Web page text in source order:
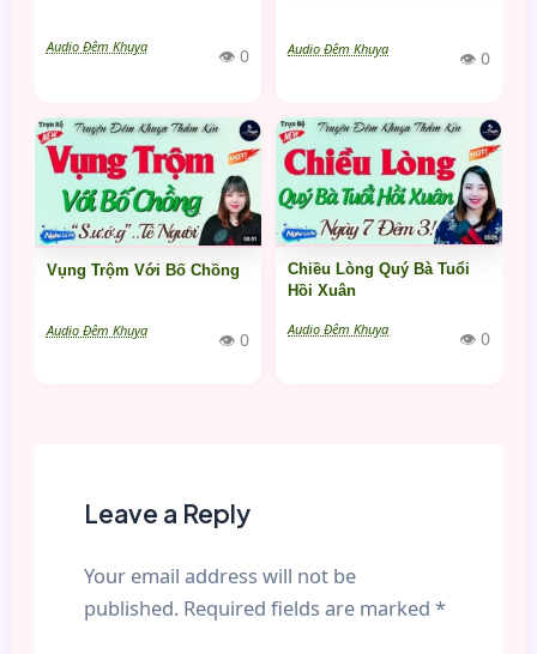
Audio Đêm Khuya 👁 0 Audio Đêm Khuya 👁 0
Vụng Trộm Với Bố Chồng
Audio Đêm Khuya 👁 0
Chiều Lòng Quý Bà Tuổi
Hồi Xuân
Audio Đêm Khuya 👁 0
Leave a Reply
Your email address will not be
published. Required fields are marked *